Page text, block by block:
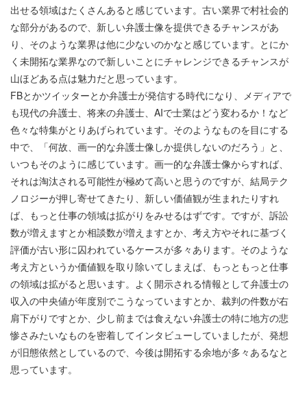
出せる領域はたくさんあると感じています。古い業界で村社会的
な部分があるので、新しい弁護士像を提供できるチャンスがあ
り、そのような業界は他に少ないのかなと感じています。とにか
く未開拓な業界なので新しいことにチャレンジできるチャンスが
山ほどある点は魅力だと思っています。
FBとかツイッターとか弁護士が発信する時代になり、メディアで
も現代の弁護士、将来の弁護士、AIで士業はどう変わるか！など
色々な特集がとりあげられています。そのようなものを目にする
中で、「何故、画一的な弁護士像しか提供しないのだろう」と、
いつもそのように感じています。画一的な弁護士像からすれば、
それは淘汰される可能性が極めて高いと思うのですが、結局テク
ノロジーが押し寄せてきたり、新しい価値観が生まれたりすれ
ば、もっと仕事の領域は拡がりをみせるはずです。ですが、訴訟
数が増えますとか相談数が増えますとか、考え方やそれに基づく
評価が古い形に囚われているケースが多々あります。そのような
考え方というか価値観を取り除いてしまえば、もっともっと仕事
の領域は拡がると思います。よく開示される情報として弁護士の
収入の中央値が年度別でこうなっていますとか、裁判の件数が右
肩下がりですとか、少し前までは食えない弁護士の特に地方の悲
惨さみたいなものを密着してインタビューしていましたが、発想
が旧態依然としているので、今後は開拓する余地が多々あるなと
思っています。